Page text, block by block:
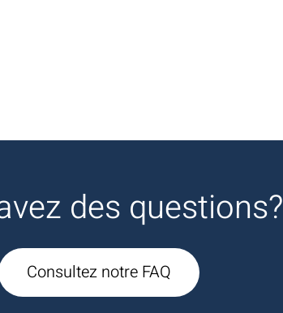
des questions?
Consultez notre FAQ